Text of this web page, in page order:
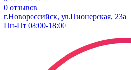
0 отзывов
г.Новороссийск, ул.Пионерская, 23а
Пн-Пт 08:00-18:00